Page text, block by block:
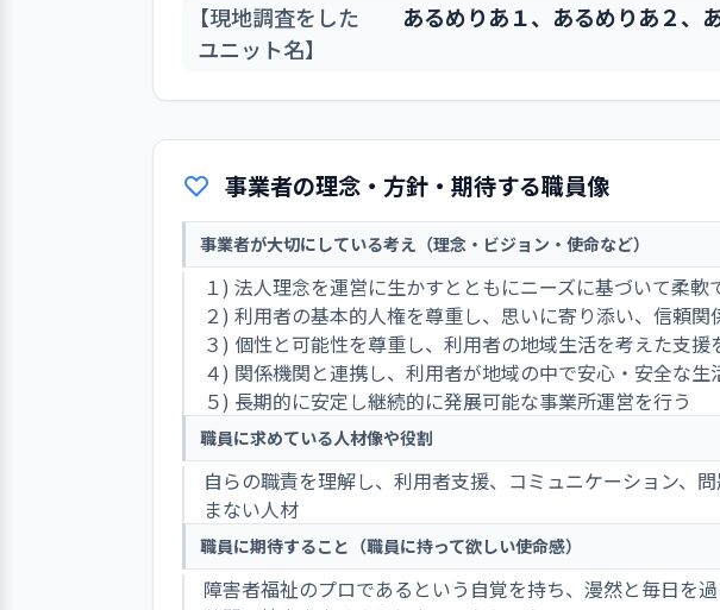
【現地調査をした
ユニット名】
あるめりあ１、あるめりあ２、
事業者の理念・方針・期待する職員像
事業者が大切にしている考え（理念・ビジョン・使命など）
１) 法人理念を運営に生かすとともにニーズに基づいて柔軟
２) 利用者の基本的人権を尊重し、思いに寄り添い、信頼関
３) 個性と可能性を尊重し、利用者の地域生活を考えた支援
４) 関係機関と連携し、利用者が地域の中で安心・安全な生
５) 長期的に安定し継続的に発展可能な事業所運営を行う
職員に求めている人材像や役割
自らの職責を理解し、利用者支援、コミュニケーション、
まない人材
職員に期待すること（職員に持って欲しい使命感）
障害者福祉のプロであるという自覚を持ち、漫然と毎日を